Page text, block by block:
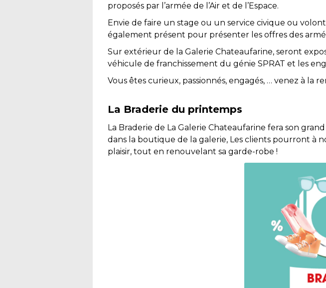
proposés par l’armée de l’Air et de l’Espace.
Envie de faire un stage ou un service civique ou
également présent pour présenter les offres des
Sur extérieur de la Galerie Chateaufarine, seront
véhicule de franchissement du génie SPRAT et les
Vous êtes curieux, passionnés, engagés, … venez à la
La Braderie du printemps
La Braderie de La Galerie Chateaufarine fera son
dans la boutique de la galerie, Les clients pourront à
plaisir, tout en renouvelant sa garde-robe !